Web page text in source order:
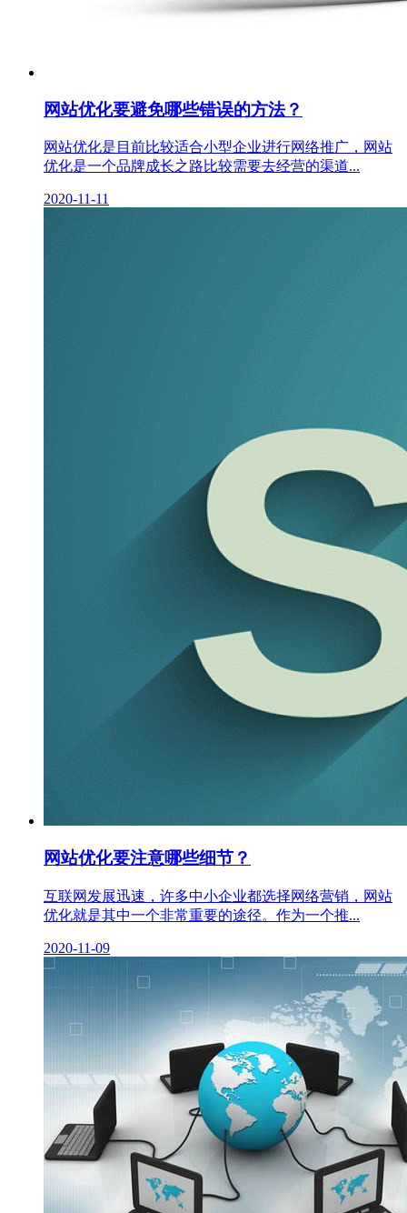
网站优化要避免哪些错误的方法？
网站优化是目前比较适合小型企业进行网络推广，网站
优化是一个品牌成长之路比较需要去经营的渠道...
2020-11-11
网站优化要注意哪些细节？
互联网发展迅速，许多中小企业都选择网络营销，网站
优化就是其中一个非常重要的途径。作为一个推...
2020-11-09